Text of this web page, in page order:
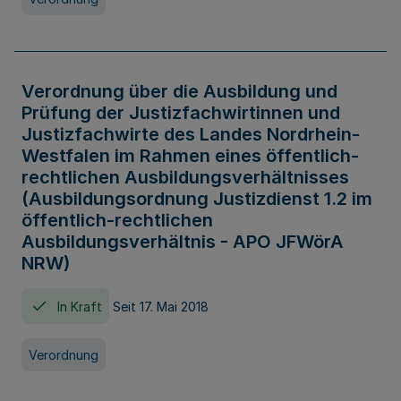
Verordnung über die Ausbildung und
Prüfung der Justizfachwirtinnen und
Justizfachwirte des Landes Nordrhein-
Westfalen im Rahmen eines öffentlich-
rechtlichen Ausbildungsverhältnisses
(Ausbildungsordnung Justizdienst 1.2 im
öffentlich-rechtlichen
Ausbildungsverhältnis - APO JFWörA
NRW)
In Kraft Seit 17. Mai 2018
Verordnung